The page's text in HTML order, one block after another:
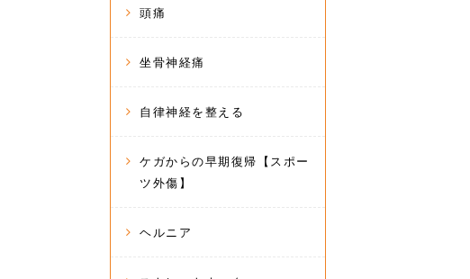
頭痛
坐骨神経痛
自律神経を整える
ケガからの早期復帰【スポー
ツ外傷】
ヘルニア